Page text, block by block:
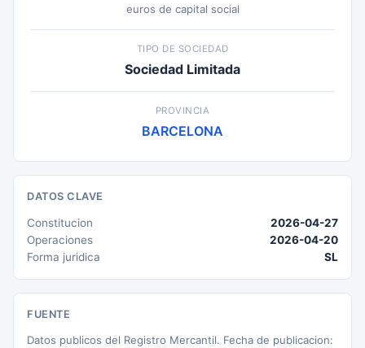
euros de capital social
TIPO DE SOCIEDAD
Sociedad Limitada
PROVINCIA
BARCELONA
DATOS CLAVE
Constitucion
2026-04-27
Operaciones
2026-04-20
Forma juridica
SL
FUENTE
Datos publicos del Registro Mercantil. Fecha de publicacion: